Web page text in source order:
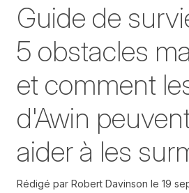
Guide de
5 obstacles
et comment
d'Awin
aider à les
Rédigé par Robert Davinson le 19